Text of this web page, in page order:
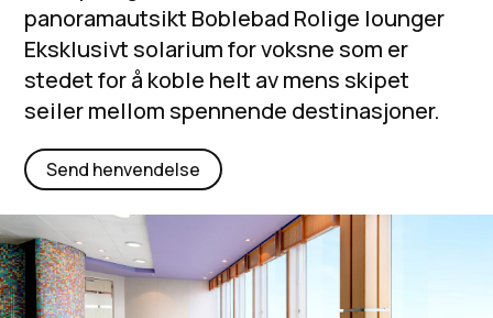
panoramautsikt Boblebad Rolige lounger
Eksklusivt solarium for voksne som er
stedet for å koble helt av mens skipet
seiler mellom spennende destinasjoner.
Send henvendelse